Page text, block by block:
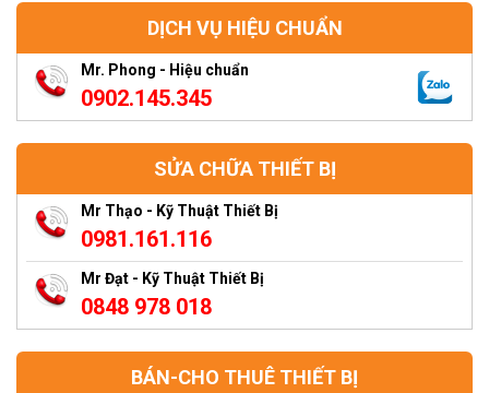
DỊCH VỤ HIỆU CHUẨN
Mr. Phong - Hiệu chuẩn
0902.145.345
SỬA CHỮA THIẾT BỊ
Mr Thạo - Kỹ Thuật Thiết Bị
0981.161.116
Mr Đạt - Kỹ Thuật Thiết Bị
0848 978 018
BÁN-CHO THUÊ THIẾT BỊ